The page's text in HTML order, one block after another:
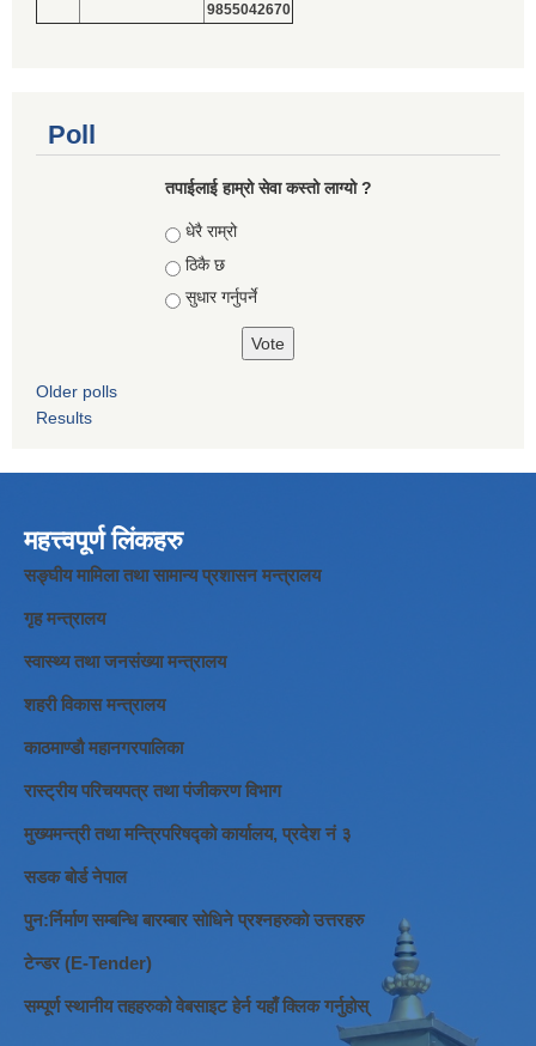
9855042670
Poll
तपाईलाई हाम्रो सेवा कस्तो लाग्यो ?
Choices
धेरै राम्रो
ठिकै छ
सुधार गर्नुपर्ने
Older polls
Results
महत्त्वपूर्ण लिंकहरु
सङ्घीय मामिला तथा सामान्य प्रशासन मन्त्रालय
गृह मन्त्रालय
स्वास्थ्य तथा जनसंख्या मन्त्रालय
शहरी विकास मन्त्रालय
काठमाण्डौ महानगरपालिका
रास्ट्रीय परिचयपत्र तथा पंजीकरण विभाग
मुख्यमन्त्री तथा मन्त्रिपरिषद्को कार्यालय, प्रदेश नं ३
सडक बोर्ड नेपाल
पुन:र्निर्माण सम्बन्धि बारम्बार सोधिने प्रश्नहरुको उत्तरहरु
टेन्डर (E-Tender)
सम्पूर्ण स्थानीय तहहरुको वेबसाइट हेर्न यहाँ क्लिक गर्नुहोस्